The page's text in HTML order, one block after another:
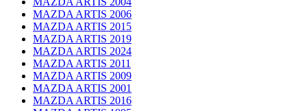
MAZDA ARTIS 2006
MAZDA ARTIS 2015
MAZDA ARTIS 2019
MAZDA ARTIS 2024
MAZDA ARTIS 2011
MAZDA ARTIS 2009
MAZDA ARTIS 2001
MAZDA ARTIS 2016